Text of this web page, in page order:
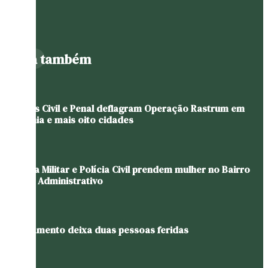
Leia também
Polícias Civil e Penal deflagram Operação Rastrum em
Teutônia e mais oito cidades
Brigada Militar e Polícia Civil prendem mulher no Bairro
Centro Administrativo
Capotamento deixa duas pessoas feridas